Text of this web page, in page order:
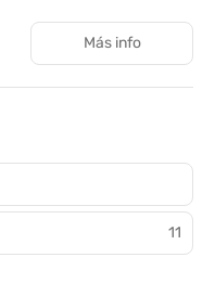
Este
atractivo. Las
para mayor confort. Los
Pueden disfrutar de un
recostarse y
bar de la piscina.
Más info
11